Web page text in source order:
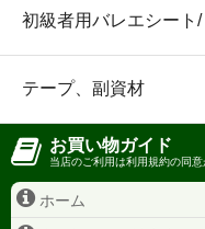
初級者用バレエシート
テープ、副資材
お買い物ガイド
当店のご利用は利用規約の同意
ホーム